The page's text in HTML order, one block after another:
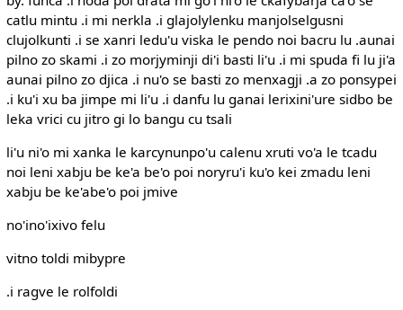
catlu mintu .i mi nerkla .i glajolylenku manjolselgusni
clujolkunti .i se xanri ledu'u viska le pendo noi bacru lu .aunai
pilno zo skami .i zo morjyminji di'i basti li'u .i mi spuda fi lu ji'a
aunai pilno zo djica .i nu'o se basti zo menxagji .a zo ponsypei
.i ku'i xu ba jimpe mi li'u .i danfu lu ganai lerixini'ure sidbo be
leka vrici cu jitro gi lo bangu cu tsali
li'u ni'o mi xanka le karcynunpo'u calenu xruti vo'a le tcadu
noi leni xabju be ke'a be'o poi noryru'i ku'o kei zmadu leni
xabju be ke'abe'o poi jmive
no'ino'ixivo felu
vitno toldi mibypre
.i ragve le rolfoldi